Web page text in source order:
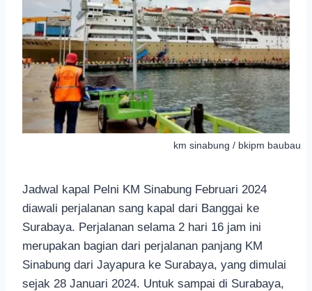
km sinabung / bkipm baubau
Jadwal kapal Pelni KM Sinabung Februari 2024
diawali perjalanan sang kapal dari Banggai ke
Surabaya. Perjalanan selama 2 hari 16 jam ini
merupakan bagian dari perjalanan panjang KM
Sinabung dari Jayapura ke Surabaya, yang dimulai
sejak 28 Januari 2024. Untuk sampai di Surabaya,